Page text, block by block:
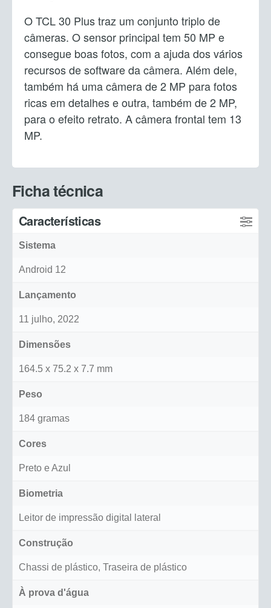
O TCL 30 Plus traz um conjunto triplo de
câmeras. O sensor principal tem 50 MP e
consegue boas fotos, com a ajuda dos vários
recursos de software da câmera. Além dele,
também há uma câmera de 2 MP para fotos
ricas em detalhes e outra, também de 2 MP,
para o efeito retrato. A câmera frontal tem 13
MP.
Ficha técnica
Características
Sistema
Android 12
Lançamento
11 julho, 2022
Dimensões
164.5 x 75.2 x 7.7 mm
Peso
184 gramas
Cores
Preto e Azul
Biometria
Leitor de impressão digital lateral
Construção
Chassi de plástico, Traseira de plástico
À prova d'água